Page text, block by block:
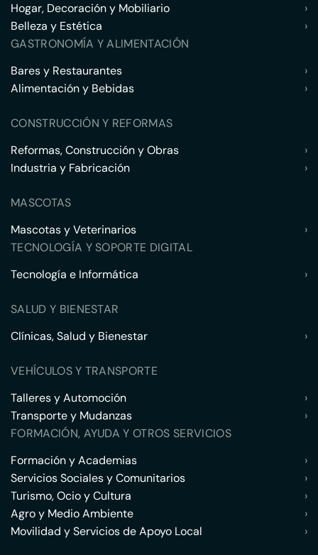
Hogar, Decoración y Mobiliario
›
Belleza y Estética
›
GASTRONOMÍA Y ALIMENTACIÓN
Bares y Restaurantes
›
Alimentación y Bebidas
›
CONSTRUCCIÓN Y REFORMAS
Reformas, Construcción y Obras
›
Industria y Fabricación
›
MASCOTAS
Mascotas y Veterinarios
›
TECNOLOGÍA Y SOPORTE DIGITAL
Tecnología e Informática
›
SALUD Y BIENESTAR
Clínicas, Salud y Bienestar
›
VEHÍCULOS Y TRANSPORTE
Talleres y Automoción
›
Transporte y Mudanzas
›
FORMACIÓN, AYUDA Y OTROS SERVICIOS
Formación y Academias
›
Servicios Sociales y Comunitarios
›
Turismo, Ocio y Cultura
›
Agro y Medio Ambiente
›
Movilidad y Servicios de Apoyo Local
›